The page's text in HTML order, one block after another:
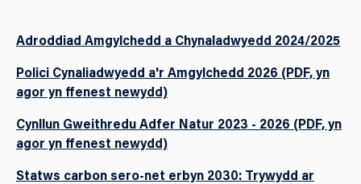
Adroddiad Amgylchedd a Chynaladwyedd 2024/2025
Polici Cynaliadwyedd a'r Amgylchedd 2026 (PDF, yn
agor yn ffenest newydd)
Cynllun Gweithredu Adfer Natur 2023 - 2026 (PDF, yn
agor yn ffenest newydd)
Statws carbon sero-net erbyn 2030: Trywydd ar